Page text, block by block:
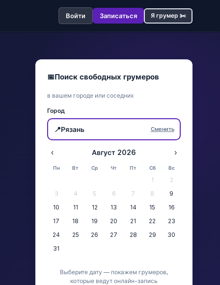
Войти Записаться Я грумер ✂️
📅Поиск свободных грумеров
в вашем городе или соседних
Город
📍Рязань Сменить
‹ Август 2026 ›
Пн Вт Ср Чт Пт Сб Вс
1
2
3
4 5 6 7 8
9
10
11 12 13 14 15
16
17
18 19 20 21 22
23
24
25 26 27 28 29
30
31
Выберите дату — покажем грумеров,
которые ведут онлайн-запись